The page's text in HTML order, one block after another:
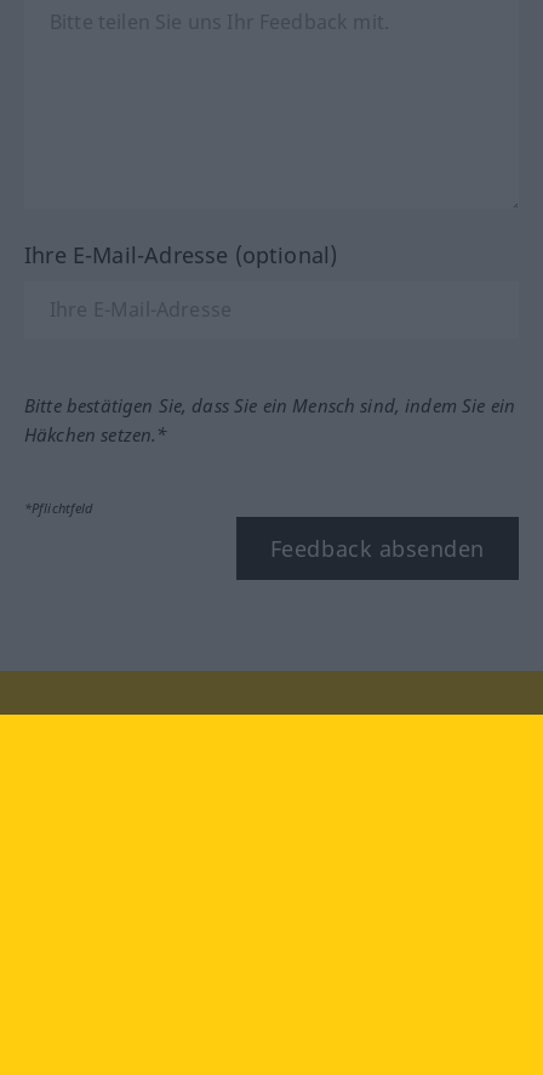
Ihre E-Mail-Adresse (optional)
Bitte bestätigen Sie, dass Sie ein Mensch sind, indem Sie ein
Häkchen setzen.*
*Pflichtfeld
Feedback absenden